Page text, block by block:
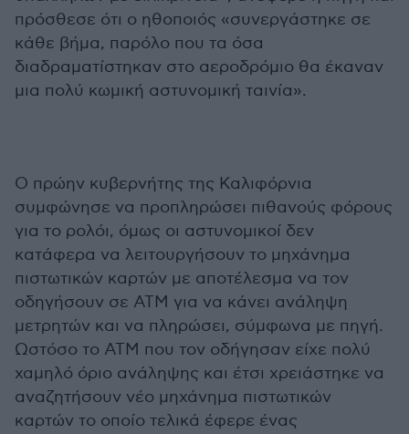
πρόσθεσε ότι ο ηθοποιός «συνεργάστηκε σε
κάθε βήμα, παρόλο που τα όσα
διαδραματίστηκαν στο αεροδρόμιο θα έκαναν
μια πολύ κωμική αστυνομική ταινία».
Ο πρώην κυβερνήτης της Καλιφόρνια
συμφώνησε να προπληρώσει πιθανούς φόρους
για το ρολόι, όμως οι αστυνομικοί δεν
κατάφερα να λειτουργήσουν το μηχάνημα
πιστωτικών καρτών με αποτέλεσμα να τον
οδηγήσουν σε ATM για να κάνει ανάληψη
μετρητών και να πληρώσει, σύμφωνα με πηγή.
Ωστόσο το ΑΤΜ που τον οδήγησαν είχε πολύ
χαμηλό όριο ανάληψης και έτσι χρειάστηκε να
αναζητήσουν νέο μηχάνημα πιστωτικών
καρτών το οποίο τελικά έφερε ένας